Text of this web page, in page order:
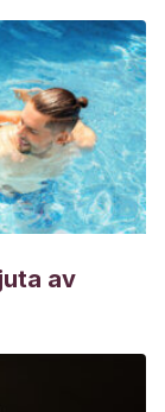
av